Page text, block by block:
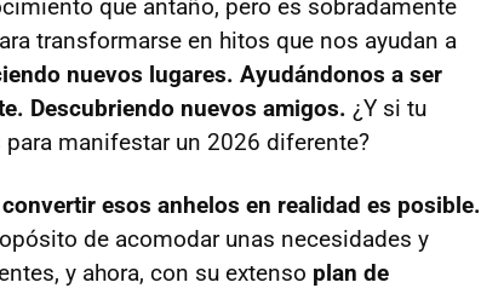
que antaño, pero es sobradamente
transformarse en hitos que nos ayudan a
nuevos lugares. Ayudándonos a ser
Descubriendo nuevos amigos. ¿Y si tu
manifestar un 2026 diferente?
esos anhelos en realidad es posible.
de acomodar unas necesidades y
y ahora, con su extenso plan de